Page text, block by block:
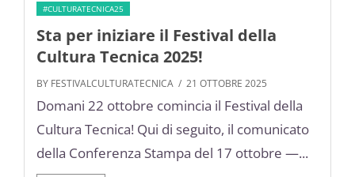
#CULTURATECNICA25
Sta per iniziare il Festival della
Cultura Tecnica 2025!
BY FESTIVALCULTURATECNICA / 21 OTTOBRE 2025
Domani 22 ottobre comincia il Festival della
Cultura Tecnica! Qui di seguito, il comunicato
della Conferenza Stampa del 17 ottobre —...